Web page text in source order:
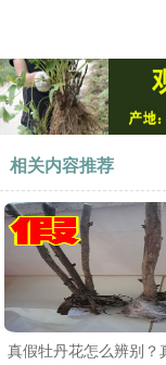
相关内容推荐
真假牡丹花怎么辨别？